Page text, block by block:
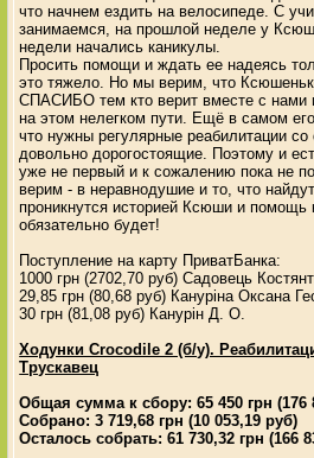
что начнем ездить на велосипеде. С
занимаемся, на прошлой неделе у
недели начались каникулы.
Просить помощи и ждать ее надеясь
это тяжело. Но мы верим, что
СПАСИБО тем кто верит вместе с нами
на этом нелегком пути. Ещё в самом
что нужны регулярные реабилитации
довольно дорогостоящие. Поэтому и
уже не первый и к сожалению пока не
верим - в неравнодушие и то, что
проникнутся историей Ксюши и помощь
обязательно будет!
Поступление на карту ПриватБанка:
1000 грн (2702,70 руб) Садовець
29,85 грн (80,68 руб) Кануріна Оксана
30 грн (81,08 руб) Канурін Д. О.
Ходунки Crocodile 2 (б/у).
Трускавец
Общая сумма к сбору: 65 450 грн (176
Собрано: 3 719,68 грн (10 053,19 руб)
Осталось собрать: 61 730,32 грн (166